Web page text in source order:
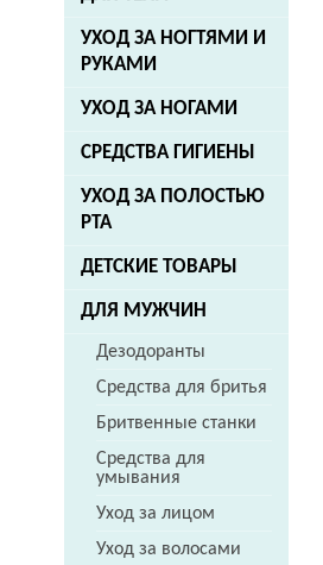
УХОД ЗА НОГТЯМИ И
РУКАМИ
УХОД ЗА НОГАМИ
СРЕДСТВА ГИГИЕНЫ
УХОД ЗА ПОЛОСТЬЮ
РТА
ДЕТСКИЕ ТОВАРЫ
ДЛЯ МУЖЧИН
Дезодоранты
Средства для бритья
Бритвенные станки
Средства для
умывания
Уход за лицом
Уход за волосами